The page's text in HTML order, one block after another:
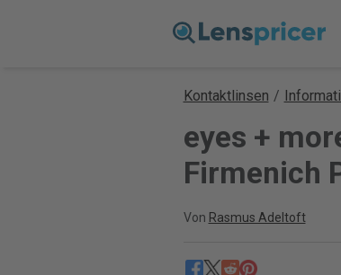
Kontaktlinsen /
eyes +
Firmenich
Von Rasmus Adeltoft